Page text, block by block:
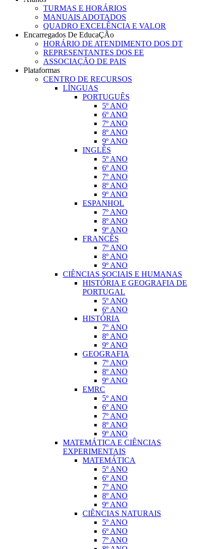
TURMAS E HORÁRIOS
MANUAIS ADOTADOS
QUADRO EXCELÊNCIA E VALOR
Encarregados De EducaÇÃo
HORÁRIO DE ATENDIMENTO DOS DT
REPRESENTANTES DOS EE
ASSOCIAÇÃO DE PAIS
Plataformas
CENTRO DE RECURSOS
LÍNGUAS
PORTUGUÊS
5º ANO
6º ANO
7º ANO
8º ANO
9º ANO
INGLÊS
5º ANO
6º ANO
7º ANO
8º ANO
9º ANO
ESPANHOL
7º ANO
8º ANO
9º ANO
FRANCÊS
7º ANO
8º ANO
9º ANO
CIÊNCIAS SOCIAIS E HUMANAS
HISTÓRIA E GEOGRAFIA DE
PORTUGAL
5º ANO
6º ANO
HISTÓRIA
7º ANO
8º ANO
9º ANO
GEOGRAFIA
7º ANO
8º ANO
9º ANO
EMRC
5º ANO
6º ANO
7º ANO
8º ANO
9º ANO
MATEMÁTICA E CIÊNCIAS
EXPERIMENTAIS
MATEMÁTICA
5º ANO
6º ANO
7º ANO
8º ANO
9º ANO
CIÊNCIAS NATURAIS
5º ANO
6º ANO
7º ANO